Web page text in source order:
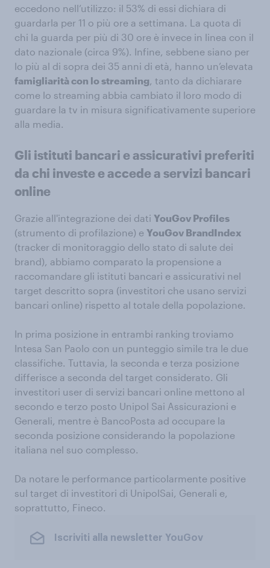
eccedono nell’utilizzo: il 53% di essi dichiara di
guardarla per 11 o più ore a settimana. La quota di
chi la guarda per più di 30 ore è invece in linea con il
dato nazionale (circa 9%). Infine, sebbene siano per
lo più al di sopra dei 35 anni di età, hanno un’elevata
famigliarità con lo streaming, tanto da dichiarare
come lo streaming abbia cambiato il loro modo di
guardare la tv in misura significativamente superiore
alla media.
Gli istituti bancari e assicurativi preferiti
da chi investe e accede a servizi bancari
online
Grazie all'integrazione dei dati YouGov Profiles
(strumento di profilazione) e YouGov BrandIndex
(tracker di monitoraggio dello stato di salute dei
brand), abbiamo comparato la propensione a
raccomandare gli istituti bancari e assicurativi nel
target descritto sopra (investitori che usano servizi
bancari online) rispetto al totale della popolazione.
In prima posizione in entrambi ranking troviamo
Intesa San Paolo con un punteggio simile tra le due
classifiche. Tuttavia, la seconda e terza posizione
differisce a seconda del target considerato. Gli
investitori user di servizi bancari online mettono al
secondo e terzo posto Unipol Sai Assicurazioni e
Generali, mentre è BancoPosta ad occupare la
seconda posizione considerando la popolazione
italiana nel suo complesso.
Da notare le performance particolarmente positive
sul target di investitori di UnipolSai, Generali e,
soprattutto, Fineco.
Iscriviti alla newsletter YouGov